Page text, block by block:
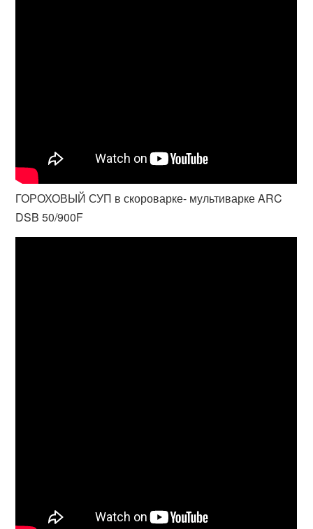
ГОРОХОВЫЙ СУП в скороварке- мультиварке ARC
DSB 50/900F